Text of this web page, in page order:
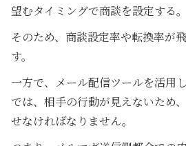
望むタイミングで商談を設定する。
そのため、商談設定率や転換率が
す。
一方で、メール配信ツールを活用
では、相手の行動が見えないため
せなければなりません。